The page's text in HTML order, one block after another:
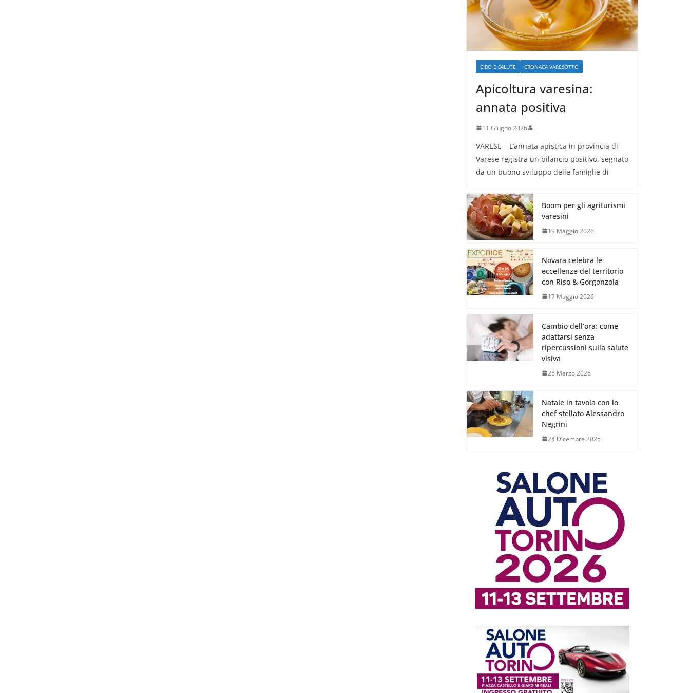
CIBO E SALUTE CRONACA VARESOTTO
Apicoltura varesina:
annata positiva
11 Giugno 2026 .
VARESE – L’annata apistica in provincia di
Varese registra un bilancio positivo, segnato
da un buono sviluppo delle famiglie di
Boom per gli agriturismi
varesini
19 Maggio 2026
Novara celebra le
eccellenze del territorio
con Riso & Gorgonzola
17 Maggio 2026
Cambio dell’ora: come
adattarsi senza
ripercussioni sulla salute
visiva
26 Marzo 2026
Natale in tavola con lo
chef stellato Alessandro
Negrini
24 Dicembre 2025